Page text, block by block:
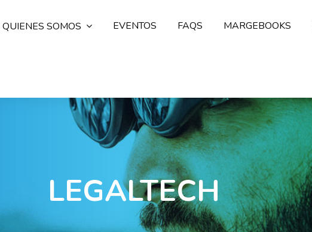
QUIENES SOMOS EVENTOS FAQS MARGEBOOKS
LEGALTECH